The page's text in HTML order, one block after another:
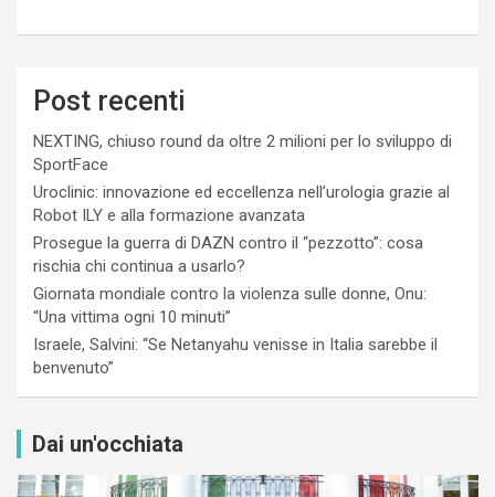
Post recenti
NEXTING, chiuso round da oltre 2 milioni per lo sviluppo di
SportFace
Uroclinic: innovazione ed eccellenza nell’urologia grazie al
Robot ILY e alla formazione avanzata
Prosegue la guerra di DAZN contro il “pezzotto”: cosa
rischia chi continua a usarlo?
Giornata mondiale contro la violenza sulle donne, Onu:
“Una vittima ogni 10 minuti”
Israele, Salvini: “Se Netanyahu venisse in Italia sarebbe il
benvenuto”
Dai un'occhiata